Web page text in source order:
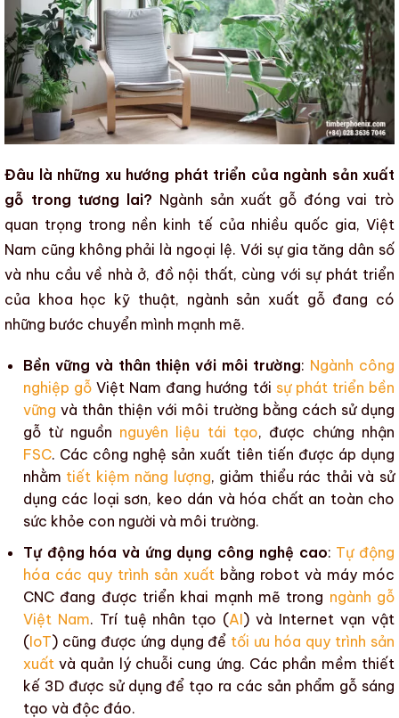
Đâu là những xu hướng phát triển của ngành sản xuất
gỗ trong tương lai? Ngành sản xuất gỗđóng vai trò
quan trọng trong nền kinh tế của nhiều quốc gia, Việt
Nam cũng không phải là ngoại lệ. Với sự gia tăng dân số
và nhu cầu về nhà ở, đồ nội thất, cùng với sự phát triển
của khoa học kỹ thuật, ngành sản xuất gỗđang có
những bước chuyển mình mạnh mẽ.
Bền vững và thân thiện với môi trường: Ngành công
nghiệp gỗViệt Nam đang hướng tới sự phát triển bền
vững và thân thiện với môi trường bằng cách sử dụng
gỗ từ nguồn nguyên liệu tái tạo, được chứng nhận
FSC. Các công nghệ sản xuất tiên tiến được áp dụng
nhằm tiết kiệm năng lượng, giảm thiểu rác thải và sử
dụng các loại sơn, keo dán và hóa chất an toàn cho
sức khỏe con người và môi trường.
Tự động hóa và ứng dụng công nghệ cao: Tự động
hóa các quy trình sản xuấtbằng robot và máy móc
CNC đang được triển khai mạnh mẽ trong ngành gỗ
Việt Nam. Trí tuệ nhân tạo (AI) và Internet vạn vật
(IoT) cũng được ứng dụng để tối ưu hóa quy trình sản
xuấtvà quản lý chuỗi cung ứng. Các phần mềm thiết
kế 3D được sử dụng để tạo ra các sản phẩm gỗ sáng
tạo và độc đáo.